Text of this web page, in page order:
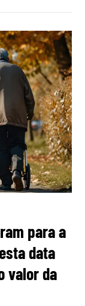
para a
data
valor da